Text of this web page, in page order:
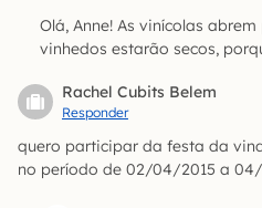
Olá, Anne! As vinícolas
vinhedos estarão secos,
Rachel Cubits Belem
Responder
quero participar da festa da
no período de 02/04/2015 a